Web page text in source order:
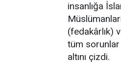
insanlığa
(fedakârlık)
tüm sorunlar
altını çizdi.